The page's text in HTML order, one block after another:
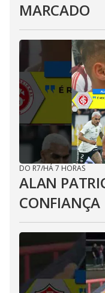
MARCADO
DO R7/HÁ 7 HORAS
ALAN
CONFIANÇA